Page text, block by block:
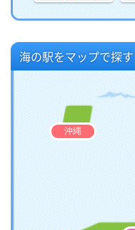
海の駅をマップで探す
沖縄